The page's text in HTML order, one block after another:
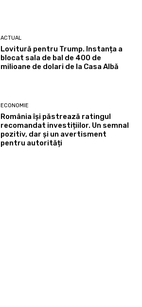
ACTUAL
Lovitură pentru Trump. Instanța a
blocat sala de bal de 400 de
milioane de dolari de la Casa Albă
ECONOMIE
România își păstrează ratingul
recomandat investițiilor. Un semnal
pozitiv, dar și un avertisment
pentru autorități